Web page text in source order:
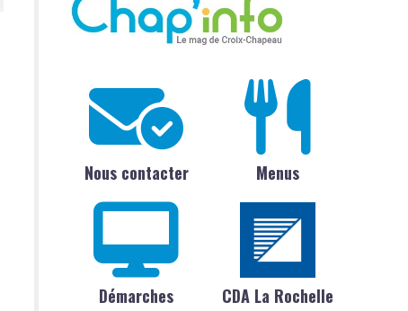
Nous contacter Menus
Démarches CDA La Rochelle